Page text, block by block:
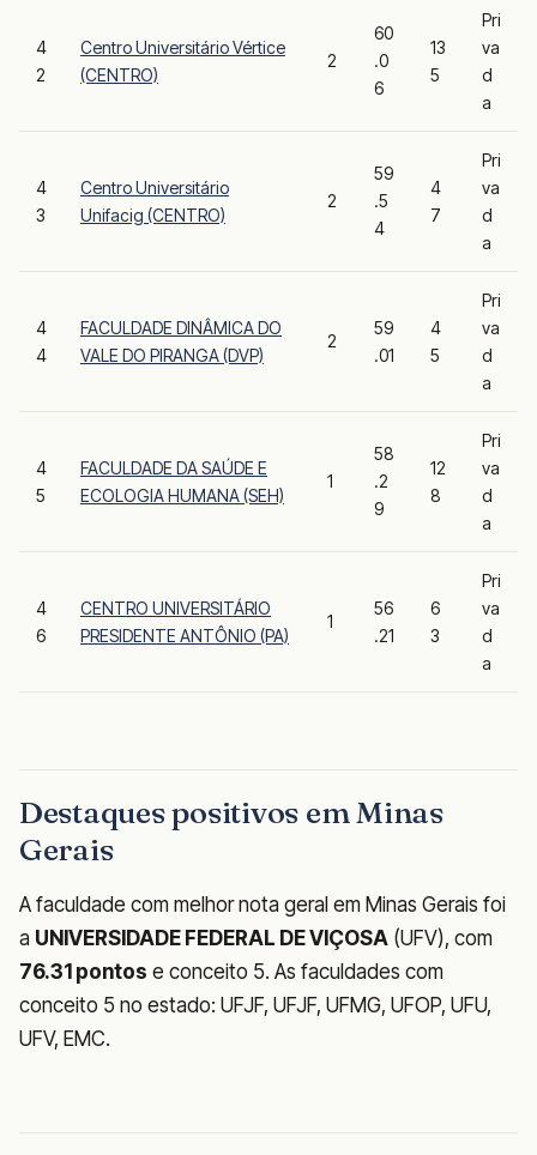
4
2
Centro Universitário Vértice
(CENTRO)
2
60
.0
6
13
5
Pri
va
d
a
4
3
Centro Universitário
Unifacig (CENTRO)
2
59
.5
4
4
7
Pri
va
d
a
4
4
FACULDADE DINÂMICA DO
VALE DO PIRANGA (DVP)
2
59
.01
4
5
Pri
va
d
a
4
5
FACULDADE DA SAÚDE E
ECOLOGIA HUMANA (SEH)
1
58
.2
9
12
8
Pri
va
d
a
4
6
CENTRO UNIVERSITÁRIO
PRESIDENTE ANTÔNIO (PA)
1
56
.21
6
3
Pri
va
d
a
Destaques positivos em Minas
Gerais
A faculdade com melhor nota geral em Minas Gerais foi
a UNIVERSIDADE FEDERAL DE VIÇOSA (UFV), com
76.31 pontos e conceito 5. As faculdades com
conceito 5 no estado: UFJF, UFJF, UFMG, UFOP, UFU,
UFV, EMC.